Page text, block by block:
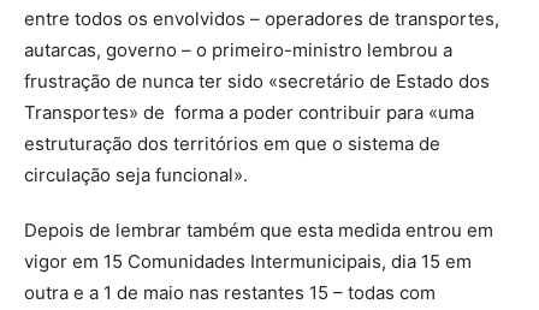
entre todos os envolvidos – operadores de transportes,
autarcas, governo – o primeiro-ministro lembrou a
frustração de nunca ter sido «secretário de Estado dos
Transportes» de forma a poder contribuir para «uma
estruturação dos territórios em que o sistema de
circulação seja funcional».
Depois de lembrar também que esta medida entrou em
vigor em 15 Comunidades Intermunicipais, dia 15 em
outra e a 1 de maio nas restantes 15 – todas com